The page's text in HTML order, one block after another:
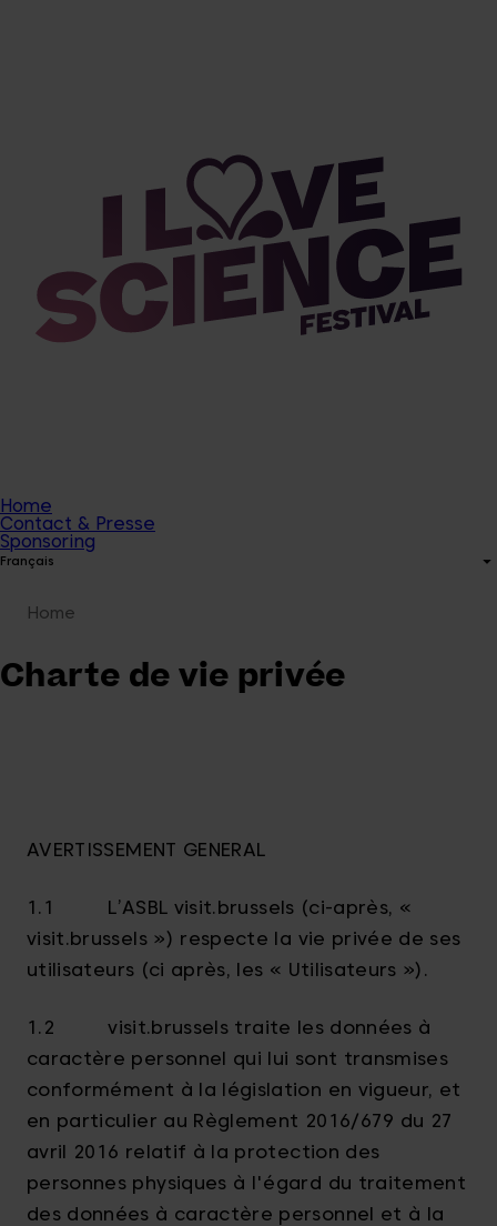
Home
Contact & Presse
Sponsoring
Français
Home
Charte de vie privée
AVERTISSEMENT GENERAL
1.1 L’ASBL visit.brussels (ci-après, «
visit.brussels ») respecte la vie privée de ses
utilisateurs (ci après, les « Utilisateurs »).
1.2 visit.brussels traite les données à
caractère personnel qui lui sont transmises
conformément à la législation en vigueur, et
en particulier au Règlement 2016/679 du 27
avril 2016 relatif à la protection des
personnes physiques à l'égard du traitement
des données à caractère personnel et à la